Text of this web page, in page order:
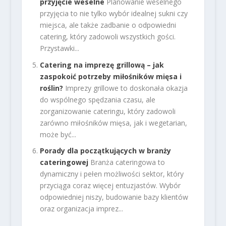
przyjęcia to nie tylko wybór idealnej sukni czy
miejsca, ale także zadbanie o odpowiedni
catering, który zadowoli wszystkich gości.
Przystawki...
Catering na imprezę grillową – jak
zaspokoić potrzeby miłośników mięsa i
roślin? Imprezy grillowe to doskonała okazja
do wspólnego spędzania czasu, ale
zorganizowanie cateringu, który zadowoli
zarówno miłośników mięsa, jak i wegetarian,
może być...
Porady dla początkujących w branży
cateringowej Branża cateringowa to
dynamiczny i pełen możliwości sektor, który
przyciąga coraz więcej entuzjastów. Wybór
odpowiedniej niszy, budowanie bazy klientów
oraz organizacja imprez...